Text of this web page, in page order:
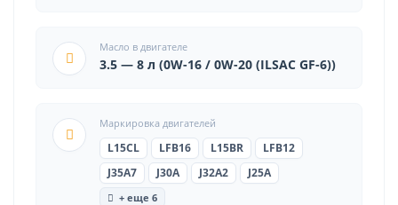
Масло в двигателе
3.5 — 8 л (0W-16 / 0W-20 (ILSAC GF-6))
Маркировка двигателей
L15CL
LFB16 L15BR
LFB12
J35A7
J30A J32A2
J25A
+ еще 6